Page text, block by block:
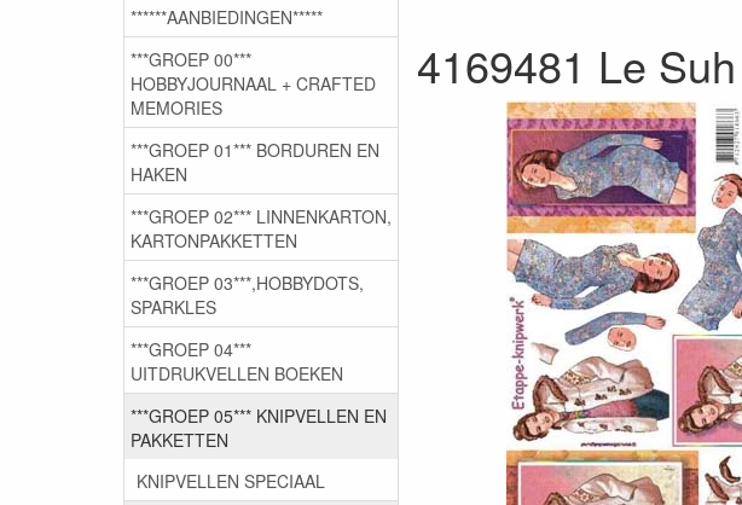
4169481 Le
******AANBIEDINGEN*****
***GROEP 00***
HOBBYJOURNAAL + CRAFTED
MEMORIES
***GROEP 01*** BORDUREN EN
HAKEN
***GROEP 02*** LINNENKARTON,
KARTONPAKKETTEN
***GROEP 03***,HOBBYDOTS,
SPARKLES
***GROEP 04***
UITDRUKVELLEN BOEKEN
***GROEP 05*** KNIPVELLEN EN
PAKKETTEN
KNIPVELLEN SPECIAAL